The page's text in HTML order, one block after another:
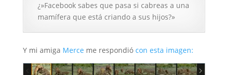
¿»Facebook sabes que pasa si cabreas a una
mamífera que está criando a sus hijos?»
Y mi amiga Merce me respondiócon esta imagen: